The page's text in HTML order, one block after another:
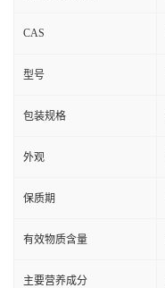
CAS
型号
包装规格
外观
保质期
有效物质含量
主要营养成分